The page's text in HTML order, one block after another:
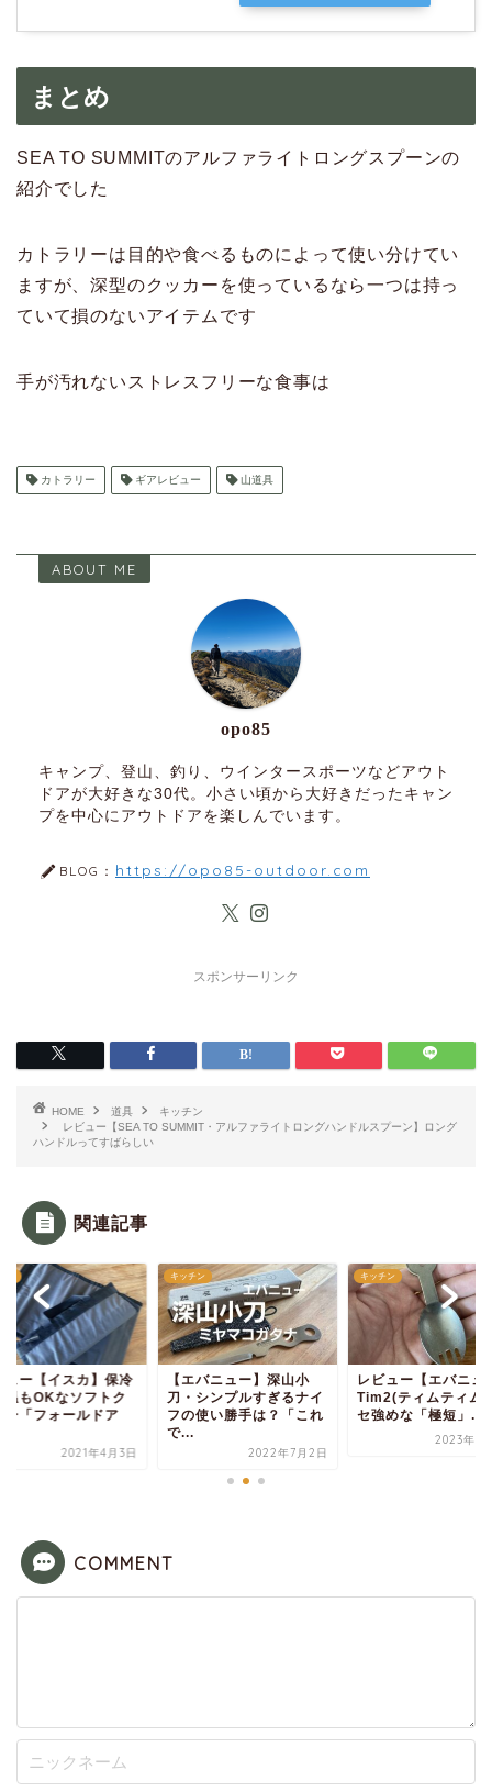
まとめ
SEA TO SUMMITのアルファライトロングスプーンの
紹介でした
カトラリーは目的や食べるものによって使い分けてい
ますが、深型のクッカーを使っているなら一つは持っ
ていて損のないアイテムです
手が汚れないストレスフリーな食事は
カトラリー ギアレビュー 山道具
ABOUT ME
opo85
キャンプ、登山、釣り、ウインタースポーツなどアウト
ドアが大好きな30代。小さい頃から大好きだったキャン
プを中心にアウトドアを楽しんでいます。
BLOG： https://opo85-outdoor.com
スポンサーリンク
HOME 道具
キッチン
レビュー【SEA TO SUMMIT・アルファライトロングハンドルスプーン】ロング
ハンドルってすばらしい
関連記事
ュー【イスカ】保冷
温もOKなソフトク
ー「フォールドア
2021年4月3日
キッチン
【エバニュー】深山小
刀・シンプルすぎるナイ
フの使い勝手は？「これ
で...
2022年7月2日
キッチン
レビュー【エバニュ
Tim2(ティムティム)
セ強めな「極短」...
2023年5
COMMENT